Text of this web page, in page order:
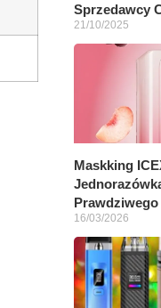
Sprzedawcy
21/10/2025
Maskking
16/03/2026